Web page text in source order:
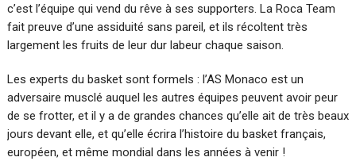
c’est l’équipe qui vend du rêve à ses supporters. La Roca Team
fait preuve d’une assiduité sans pareil, et ils récoltent très
largement les fruits de leur dur labeur chaque saison.
Les experts du basket sont formels : l’AS Monaco est un
adversaire musclé auquel les autres équipes peuvent avoir peur
de se frotter, et il y a de grandes chances qu’elle ait de très beaux
jours devant elle, et qu’elle écrira l’histoire du basket français,
européen, et même mondial dans les années à venir !